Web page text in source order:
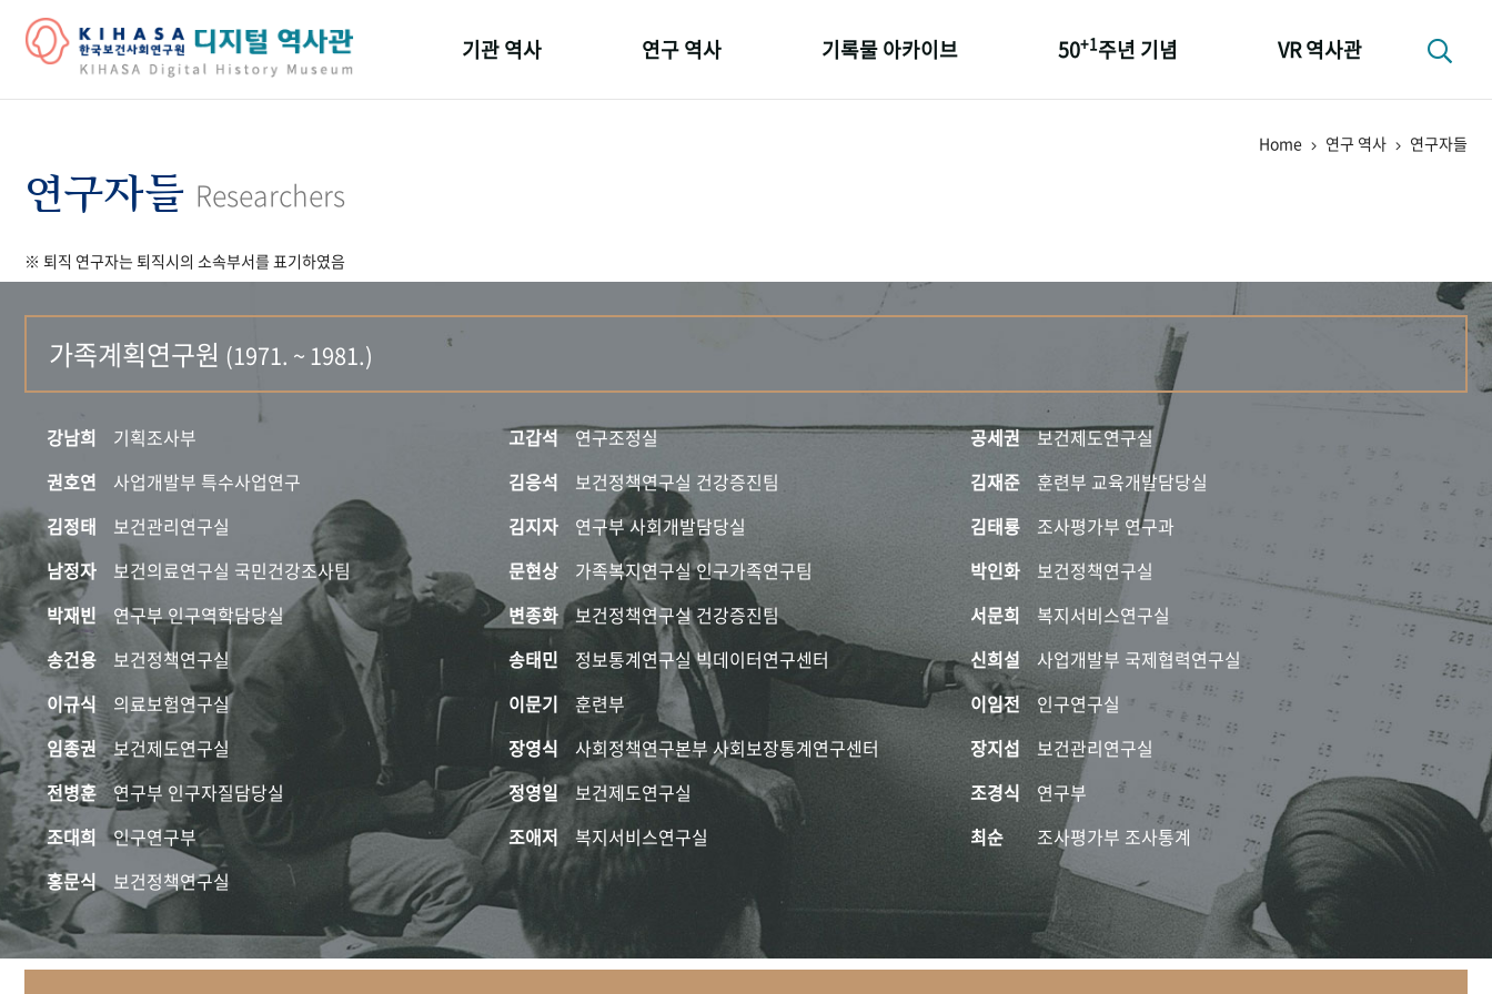
기관 역사 연구 역사 기록물 아카이브 50+1주년 기념 VR 역사관
Home 연구 역사 연구자들
연구자들 Researchers
※ 퇴직 연구자는 퇴직시의 소속부서를 표기하였음
가족계획연구원 (1971. ~ 1981.)
강남희 기획조사부 고갑석 연구조정실 공세권
보건제도연구실
권호연
사업개발부 특수사업연구 김응석 보건정책연구실 건강증진팀 김재준
훈련부 교육개발담당실
김정태
보건관리연구실 김지자 연구부 사회개발담당실 김태룡
조사평가부 연구과
남정자
보건의료연구실 국민건강조사팀 문현상 가족복지연구실 인구가족연구팀 박인화
보건정책연구실
박재빈
연구부 인구역학담당실 변종화 보건정책연구실 건강증진팀 서문희
복지서비스연구실
송건용
보건정책연구실 송태민 정보통계연구실 빅데이터연구센터 신희설
사업개발부 국제협력연구실
이규식
의료보험연구실 이문기 훈련부 이임전
인구연구실
임종권
보건제도연구실 장영식 사회정책연구본부 사회보장통계연구센터 장지섭
보건관리연구실
전병훈
연구부 인구자질담당실 정영일 보건제도연구실 조경식
연구부
조대희
인구연구부 조애저 복지서비스연구실 최순
조사평가부 조사통계
홍문식
보건정책연구실